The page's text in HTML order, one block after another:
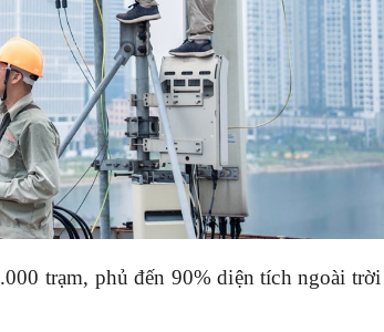
trạm, phủ đến 90% diện tích ngoài trời